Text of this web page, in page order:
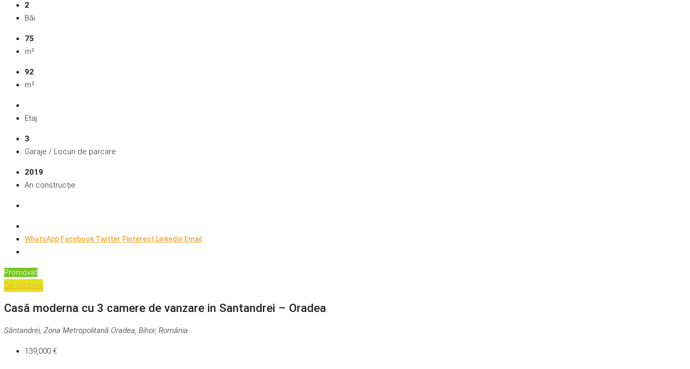
2
Băi
75
m²
92
m²
Etaj
3
Garaje / Locuri de parcare
2019
An construcție
WhatsApp FacebookTwitter Pinterest Linkedin Email
Promovat
De vânzare
Casă moderna cu 3 camere de vanzare in Santandrei – Oradea
Sântandrei, Zona Metropolitană Oradea, Bihor, România
139,000 €